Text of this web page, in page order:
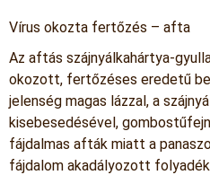
Vírus okozta fertőzés – afta
Az aftás szájnyálkahártya-
okozott, fertőzéses eredetű
jelenség magas lázzal, a
kisebesedésével,
fájdalmas afták miatt a
fájdalom akadályozott